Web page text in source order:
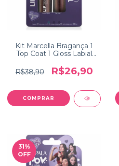
Kit Marcella Bragança 1
Top Coat 1 Gloss Labial
R$38,90
R$26,90
31%
OFF